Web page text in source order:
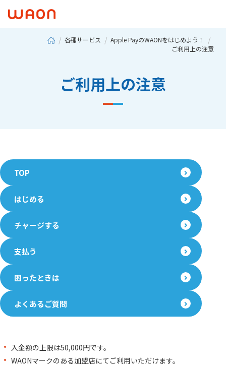
各種サービス
Apple PayのWAONをはじめよう！
ご利用上の注意
ご利用上の注意
TOP
はじめる
チャージする
支払う
困ったときは
よくあるご質問
入金額の上限は50,000円です。
WAONマークのある加盟店にてご利用いただけます。